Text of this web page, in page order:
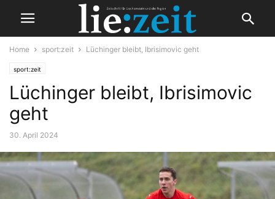
Home sport:zeit Lüchinger bleibt, Ibrisimovic geht
sport:zeit
Lüchinger bleibt, Ibrisimovic
geht
30. April 2024